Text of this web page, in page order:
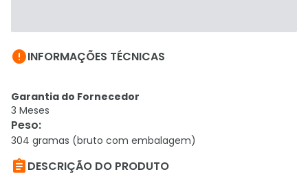
INFORMAÇÕES TÉCNICAS
Garantia do Fornecedor
3 Meses
Peso:
304 gramas (bruto com embalagem)
DESCRIÇÃO DO PRODUTO